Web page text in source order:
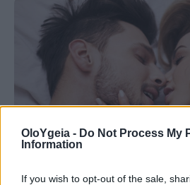
OloYgeia - Do Not Process My
Information
If you wish to opt-out of the sale,